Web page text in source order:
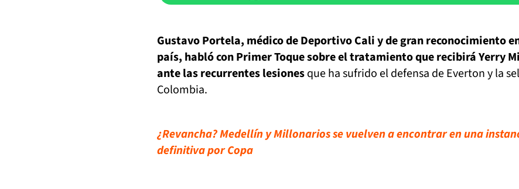
Gustavo Portela, médico de Deportivo Cali y de gran reconocimiento
país, habló con Primer Toque sobre el tratamiento que recibirá Yerry
ante las recurrentes lesionesque ha sufrido el defensa de Everton y la
Colombia.
¿Revancha? Medellín y Millonarios se vuelven a encontrar en una
definitiva por Copa